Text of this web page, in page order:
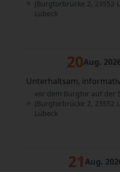
(Burgtorbrücke 2, 23552
Lübeck
20Aug.
Unterhaltsam,
vor dem Burgtor auf der
(Burgtorbrücke 2, 23552
Lübeck
21 Aug.